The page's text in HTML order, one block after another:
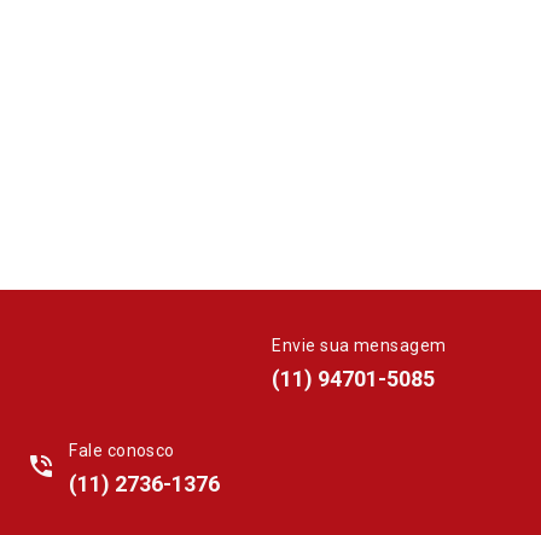
Envie sua mensagem
(11) 94701-5085
phone_in_talk
Fale conosco
(11) 2736-1376